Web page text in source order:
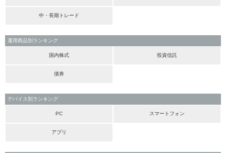
中・長期トレード
運用商品別ランキング
国内株式 投資信託
債券
デバイス別ランキング
PC スマートフォン
アプリ